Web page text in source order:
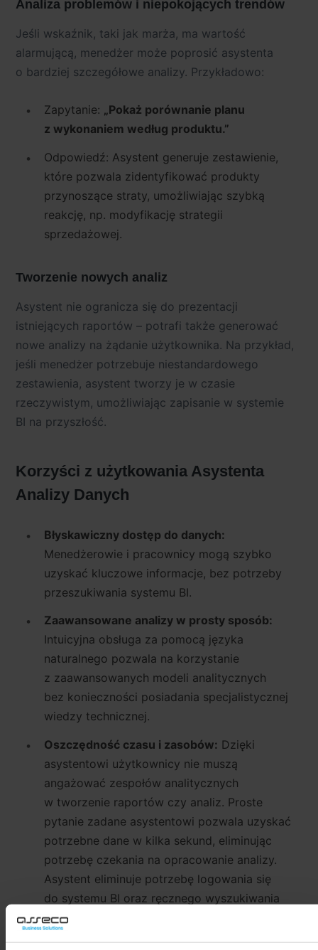
Analiza problemów i niepokojących trendów
Jeśli wskaźnik, taki jak marża, ma wartość
alarmującą, menedżer może poprosić asystenta
o bardziej szczegółowe analizy. Przykładowo:
Zapytanie:
„Pokaż porównanie planu
z wykonaniem według produktu.”
Odpowiedź: Asystent generuje zestawienie,
które pozwala zidentyfikować produkty
przynoszące straty, umożliwiając szybką
reakcję, np. modyfikację strategii
sprzedażowej.
Tworzenie nowych analiz
Asystent nie ogranicza się do prezentacji
istniejących raportów – potrafi także generować
nowe analizy na żądanie użytkownika. Na przykład,
jeśli menedżer potrzebuje niestandardowego
zestawienia, asystent tworzy je w czasie
rzeczywistym, umożliwiając zapisanie w systemie
BI na przyszłość.
Korzyści z użytkowania Asystenta
Analizy Danych
Błyskawiczny dostęp do danych:
Menedżerowie i pracownicy mogą szybko
uzyskać kluczowe informacje, bez potrzeby
przeszukiwania systemu BI.
Zaawansowane analizy w prosty sposób:
Intuicyjna obsługa za pomocą języka
naturalnego pozwala na korzystanie
z zaawansowanych modeli analitycznych
bez konieczności posiadania specjalistycznej
wiedzy technicznej.
Oszczędność czasu i zasobów: Dzięki
asystentowi użytkownicy nie muszą
angażować zespołów analitycznych
w tworzenie raportów czy analiz. Proste
pytanie zadane asystentowi pozwala uzyskać
potrzebne dane w kilka sekund, eliminując
potrzebę czekania na opracowanie analizy.
Asystent eliminuje potrzebę logowania się
do systemu BI oraz ręcznego wyszukiwania
analiz, przyspieszając proces podejmowania